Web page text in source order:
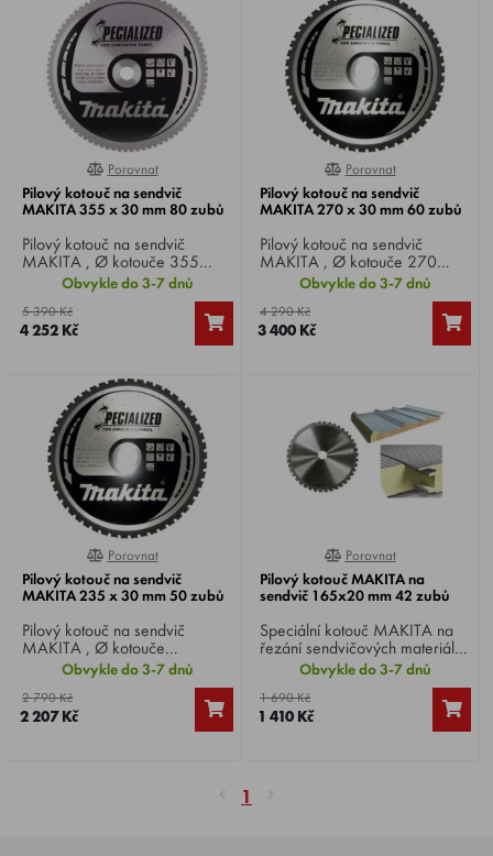
0%
Porovnat
Pilový kotouč na sendvič
MAKITA 355 x 30 mm 80 zubů
Pilový kotouč na sendvič
MAKITA , Ø kotouče 355
mm, Ø vrtání 30 mm, 80 zubů.
Obvykle do 3-7 dnů
5 390 Kč
4 252 Kč
0%
Porovnat
Pilový kotouč na sendvič
MAKITA 270 x 30 mm 60 zubů
Pilový kotouč na sendvič
MAKITA , Ø kotouče 270
mm, Ø vrtání 30 mm, 60 zubů.
Obvykle do 3-7 dnů
4 290 Kč
3 400 Kč
0%
Porovnat
Pilový kotouč na sendvič
MAKITA 235 x 30 mm 50 zubů
Pilový kotouč na sendvič
MAKITA , Ø kotouče
235mm, Ø vrtání 30 mm, 50
Obvykle do 3-7 dnů
2 790 Kč
2 207 Kč
0%
Porovnat
Pilový kotouč MAKITA na
sendvič 165x20 mm 42 zubů
Speciální kotouč MAKITA na
řezání sendvičových materiálů,
Ø kotouče 165 mm, Ø
vrtání 20 mm, 42 zubů.
Obvykle do 3-7 dnů
1 690 Kč
1 410 Kč
1